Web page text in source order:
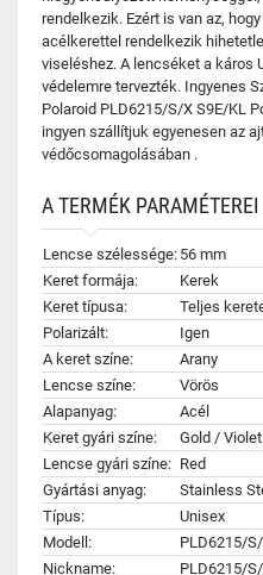
rendelkezik. Ezért is van az,
acélkerettel rendelkezik
viseléshez. A lencséket a káros
védelemre tervezték. Ingyenes
Polaroid PLD6215/S/X S9E/KL
ingyen szállítjuk egyenesen az
védőcsomagolásában .
A TERMÉK PARAMÉTEREI
Lencse szélessége: 56 mm
Keret formája:
Kerek
Keret típusa:
Teljes
Polarizált:
Igen
A keret színe:
Arany
Lencse színe:
Vörös
Alapanyag:
Acél
Keret gyári színe:
Gold / Violet
Lencse gyári színe: Red
Gyártási anyag:
Stainless
Típus:
Unisex
Modell:
PLD6215/
Nickname:
PLD6215/